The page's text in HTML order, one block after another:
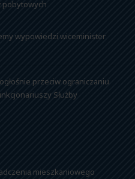
pobytowych
wypowiedzi wiceminister
przeciw ograniczaniu
Służby
mieszkaniowego